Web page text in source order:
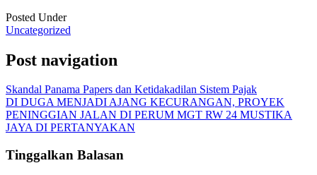
Posted Under
Uncategorized
Post navigation
Skandal Panama Papers dan Ketidakadilan Sistem Pajak
DI DUGA MENJADI AJANG KECURANGAN, PROYEK
PENINGGIAN JALAN DI PERUM MGT RW 24 MUSTIKA
JAYA DI PERTANYAKAN
Tinggalkan Balasan